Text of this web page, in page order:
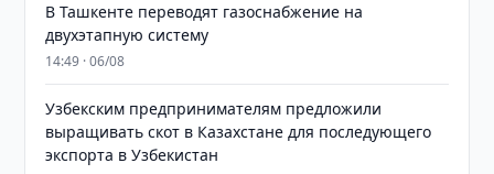
В Ташкенте переводят газоснабжение на
двухэтапную систему
14:49 · 06/08
Узбекским предпринимателям предложили
выращивать скот в Казахстане для последующего
экспорта в Узбекистан